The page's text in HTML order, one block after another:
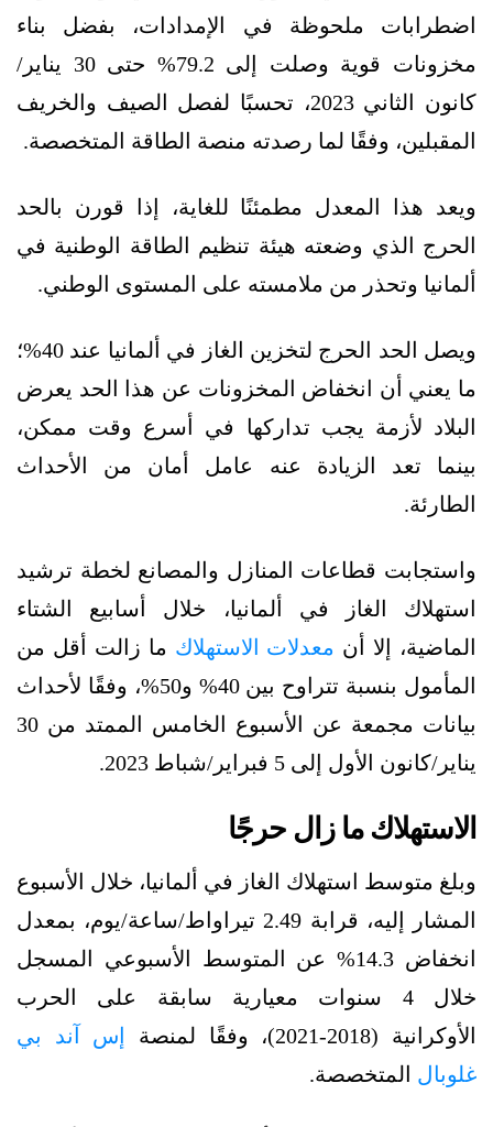
اضطرابات ملحوظة في الإمدادات، بفضل بناء
مخزونات قوية وصلت إلى 79.2% حتى 30 يناير/
كانون الثاني 2023، تحسبًا لفصل الصيف والخريف
المقبلين، وفقًا لما رصدته منصة الطاقة المتخصصة.
ويعد هذا المعدل مطمئنًا للغاية، إذا قورن بالحد
الحرج الذي وضعته هيئة تنظيم الطاقة الوطنية في
ألمانيا وتحذر من ملامسته على المستوى الوطني.
ويصل الحد الحرج لتخزين الغاز في ألمانيا عند 40%؛
ما يعني أن انخفاض المخزونات عن هذا الحد يعرض
البلاد لأزمة يجب تداركها في أسرع وقت ممكن،
بينما تعد الزيادة عنه عامل أمان من الأحداث
الطارئة.
واستجابت قطاعات المنازل والمصانع لخطة ترشيد
استهلاك الغاز في ألمانيا، خلال أسابيع الشتاء
الماضية، إلا أن معدلات الاستهلاك ما زالت أقل من
المأمول بنسبة تتراوح بين 40% و50%، وفقًا لأحداث
بيانات مجمعة عن الأسبوع الخامس الممتد من 30
يناير/كانون الأول إلى 5 فبراير/شباط 2023.
الاستهلاك ما زال حرجًا
وبلغ متوسط استهلاك الغاز في ألمانيا، خلال الأسبوع
المشار إليه، قرابة 2.49 تيراواط/ساعة/يوم، بمعدل
انخفاض 14.3% عن المتوسط الأسبوعي المسجل
خلال 4 سنوات معيارية سابقة على الحرب
الأوكرانية (2018-2021)، وفقًا لمنصة
إس آند بي
غلوبال المتخصصة.